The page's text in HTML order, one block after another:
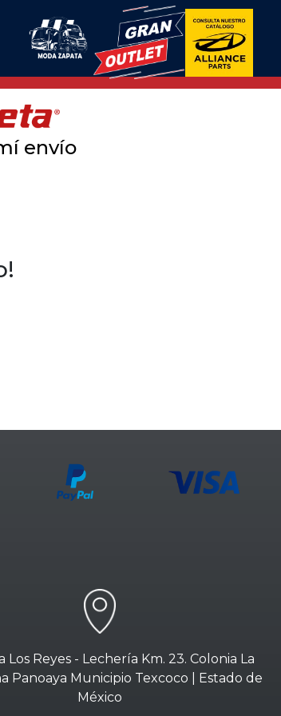
envío
Los Reyes - Lechería Km. 23. Colonia La
Panoaya Municipio Texcoco | Estado de
México